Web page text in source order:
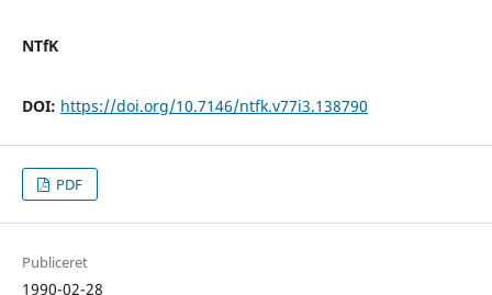
NTfK
DOI: https://doi.org/10.7146/ntfk.v77i3.138790
PDF
Publiceret
1990-02-28